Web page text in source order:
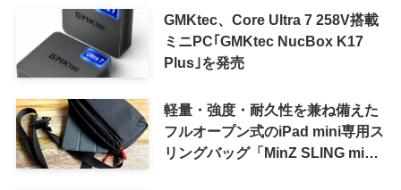
GMKtec、Core Ultra 7 258V搭載
ミニPC｢GMKtec NucBox K17
Plus｣を発売
軽量・強度・耐久性を兼ね備えた
フルオープン式のiPad mini専用ス
リングバッグ「MinZ SLING mini